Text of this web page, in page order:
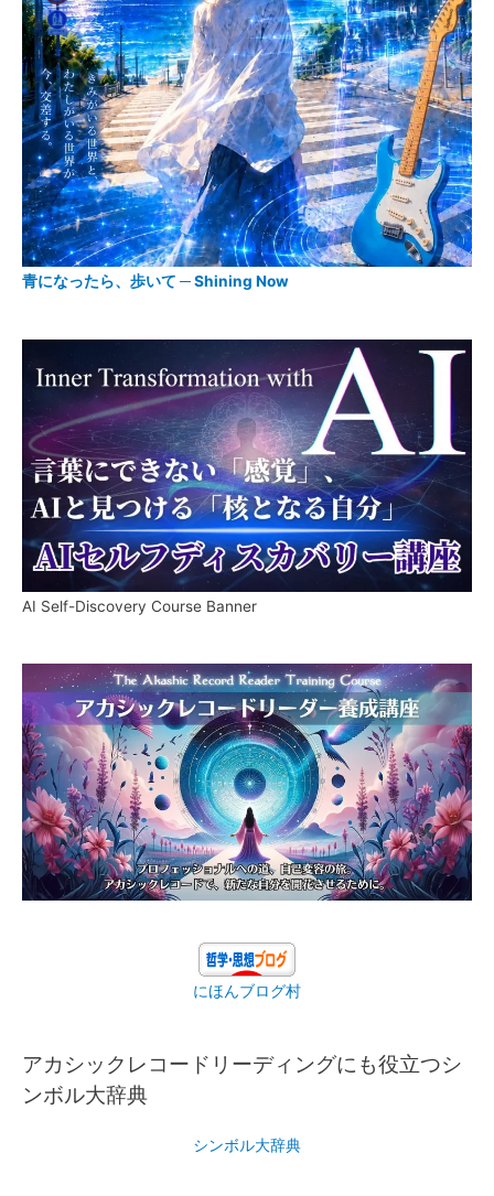
青になったら、歩いて ─ Shining Now
AI Self-Discovery Course Banner
にほんブログ村
アカシックレコードリーディングにも役立つシ
ンボル大辞典
シンボル大辞典